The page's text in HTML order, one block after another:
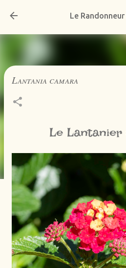
Accéder au
Le
Lantania camara
Le